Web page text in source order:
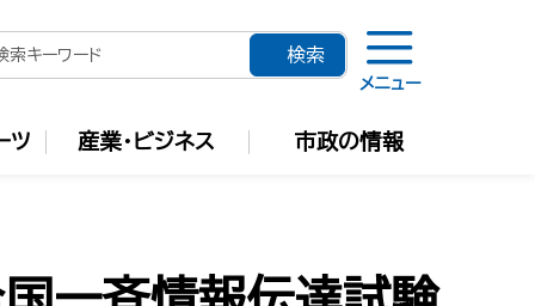
メニュー
ツ 産業・ビジネス 市政の情報